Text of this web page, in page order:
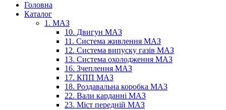
Головна
Каталог
1. МАЗ
10. Двигун МАЗ
11. Система живлення МАЗ
12. Система випуску газів МАЗ
13. Система охолодження МАЗ
16. Зчеплення МАЗ
17. КПП МАЗ
18. Роздавальна коробка МАЗ
22. Вали карданні МАЗ
23. Міст передній МАЗ